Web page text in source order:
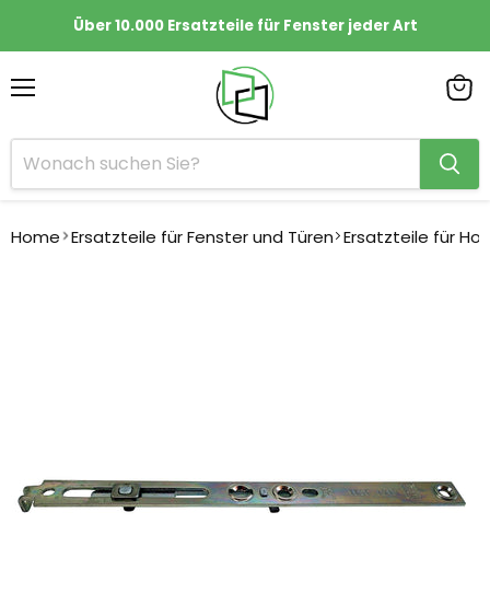
Über 10.000 Ersatzteile für Fenster jeder Art
Home Ersatzteile für Fenster und Türen Ersatzteile für